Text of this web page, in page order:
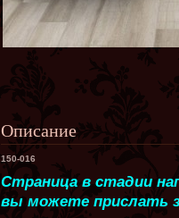
Описание
150-016
Страница в стадии
вы можете прислать